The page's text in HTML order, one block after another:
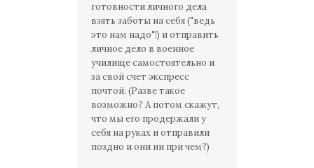
готовности личного дела
взять заботы на себя ("ведь
это нам надо"!) и отправить
личное дело в военное
училище самостоятельно и
за свой счет экспресс
почтой. (Разве такое
возможно? А потом скажут,
что мы его продержали у
себя на руках и отправили
поздно и они ни при чем?)